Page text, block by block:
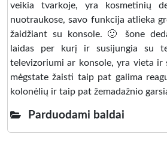
veikia tvarkoje, yra kosmetinių
nuotraukose, savo funkcija atlieka
žaidžiant su konsole. 🙂 šone
laidas per kurį ir susijungia su
televizoriumi ar konsole, yra vieta ir
mėgstate žaisti taip pat galima
kolonėlių ir taip pat žemadažnio
Parduodami baldai